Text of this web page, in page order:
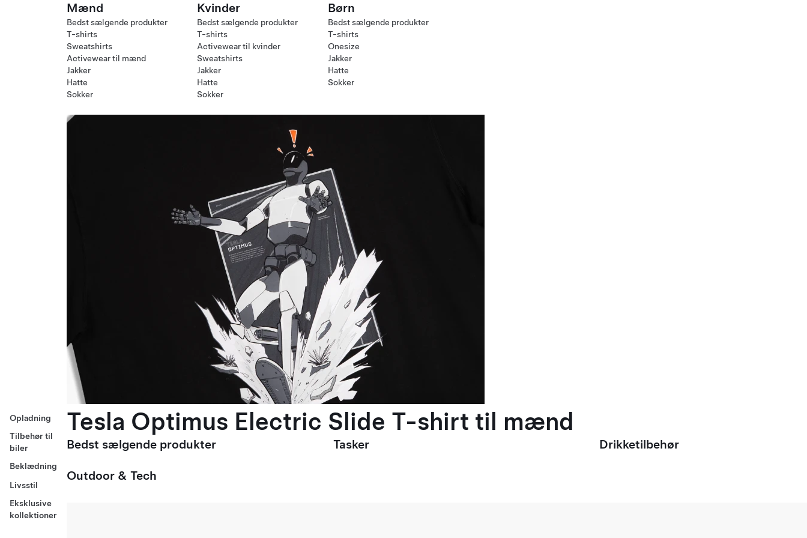
Opladning
Tilbehør til
biler
Beklædning
Livsstil
Eksklusive
kollektioner
Mænd
Bedst sælgende produkter
T-shirts
Sweatshirts
Activewear til mænd
Jakker
Hatte
Sokker
Kvinder
Bedst sælgende produkter
T-shirts
Activewear til kvinder
Sweatshirts
Jakker
Hatte
Sokker
Børn
Bedst sælgende produkter
T-shirts
Onesize
Jakker
Hatte
Sokker
Tesla Optimus Electric Slide T-shirt til mænd
Bedst sælgende produkter Tasker Drikketilbehør
Outdoor & Tech